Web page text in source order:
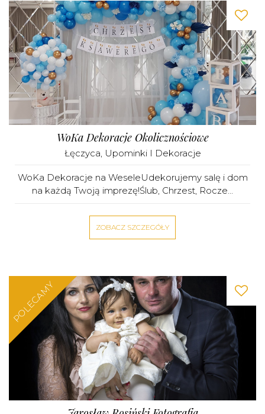
WoKa Dekoracje Okolicznościowe
Łęczyca, Upominki I Dekoracje
WoKa Dekoracje na WeseleUdekorujemy salę i dom
na każdą Twoją imprezę!Ślub, Chrzest, Rocze...
ZOBACZ SZCZEGÓŁY
POLECAMY